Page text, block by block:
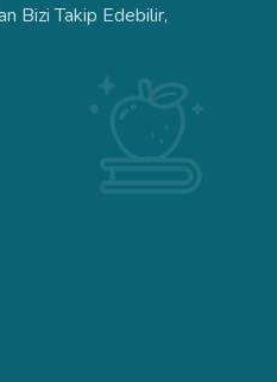
Bizi Takip Edebilir,